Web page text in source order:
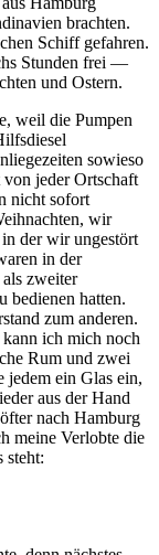
brachten.
Schiff gefahren.
Stunden frei —
und Ostern.
weil die Pumpen
sowieso
jeder Ortschaft
nicht sofort
wir
der wir ungestört
in der
zweiter
bedienen hatten.
zum anderen.
ich mich noch
Rum und zwei
jedem ein Glas ein,
aus der Hand
nach Hamburg
meine Verlobte die
steht: